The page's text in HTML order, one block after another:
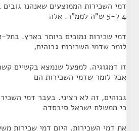
דמי השכירות הממוצעים שאנהנו גובים
4 ל-5 ש"ה לממ"ר. אלה
לומר שדמי השכירות גבוהים,
זו דמגוגיה. למפעל שנמצא בקשיים
אבל לומר שדמי השכירות הם
גבוהים, זה לא רציני. בעבר דמי
כי ממשלת ישראל סיבסדה
את דמי השכירות. היום דמי שכירות